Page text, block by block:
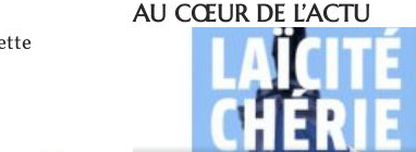
AU CŒUR DE L’ACTU